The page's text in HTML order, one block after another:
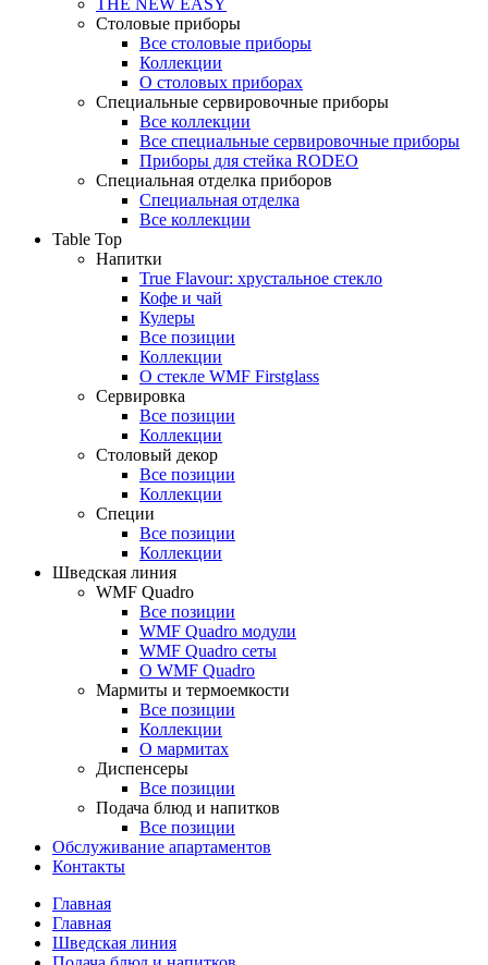
Столовые приборы
Все столовые приборы
Коллекции
О столовых приборах
Специальные сервировочные приборы
Все коллекции
Все специальные сервировочные приборы
Приборы для стейка RODEO
Специальная отделка приборов
Специальная отделка
Все коллекции
Table Top
Напитки
True Flavour: хрустальное стекло
Кофе и чай
Кулеры
Все позиции
Коллекции
О стекле WMF Firstglass
Сервировка
Все позиции
Коллекции
Столовый декор
Все позиции
Коллекции
Специи
Все позиции
Коллекции
Шведская линия
WMF Quadro
Все позиции
WMF Quadro модули
WMF Quadro сеты
О WMF Quadro
Мармиты и термоемкости
Все позиции
Коллекции
О мармитах
Диспенсеры
Все позиции
Подача блюд и напитков
Все позиции
Обслуживание апартаментов
Контакты
Главная
Главная
Шведская линия